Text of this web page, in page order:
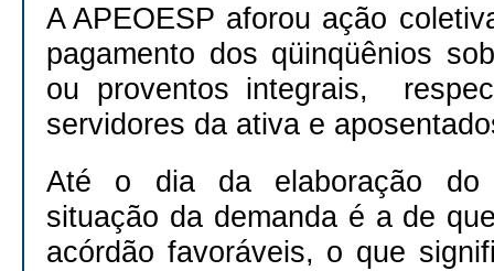
A APEOESP aforou ação
pagamento dos qüinqüênios
ou proventos integrais,
servidores da ativa e
Até o dia da elaboração do
situação da demanda é a de
acórdão favoráveis, o que